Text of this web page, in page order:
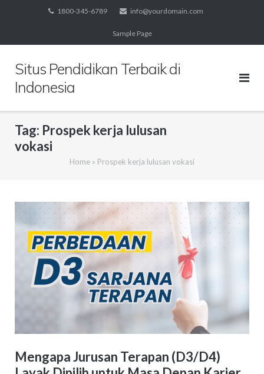
1800-345-6789 info@yourdomain.com
Sample Page
Situs Pendidikan Terbaik di
Indonesia
Tag: Prospek kerja lulusan
vokasi
Home » Prospek kerja lulusan vokasi
Mengapa Jurusan Terapan (D3/D4)